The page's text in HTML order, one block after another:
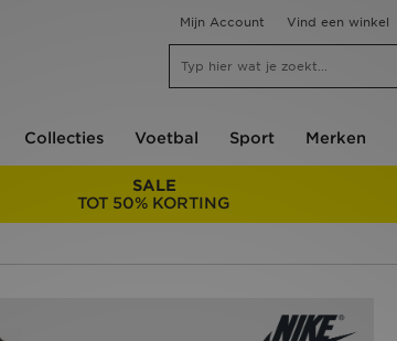
Mijn Account Vind een winkel
Collecties Voetbal Sport Merken
SALE
TOT 50% KORTING